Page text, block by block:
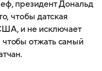
президент Дональд
чтобы датская
и не исключает
отжать самый